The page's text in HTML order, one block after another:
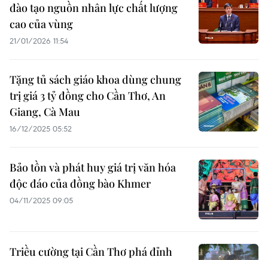
đào tạo nguồn nhân lực chất lượng
cao của vùng
21/01/2026 11:54
Tặng tủ sách giáo khoa dùng chung
trị giá 3 tỷ đồng cho Cần Thơ, An
Giang, Cà Mau
16/12/2025 05:52
Bảo tồn và phát huy giá trị văn hóa
độc đáo của đồng bào Khmer
04/11/2025 09:05
Triều cường tại Cần Thơ phá đỉnh